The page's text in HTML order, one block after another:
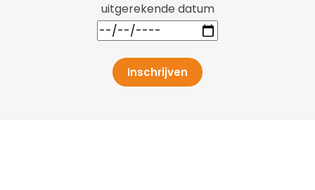
uitgerekende datum
Inschrijven